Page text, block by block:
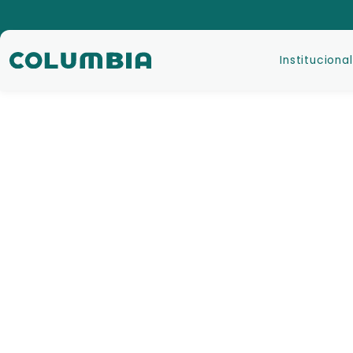
Institucional